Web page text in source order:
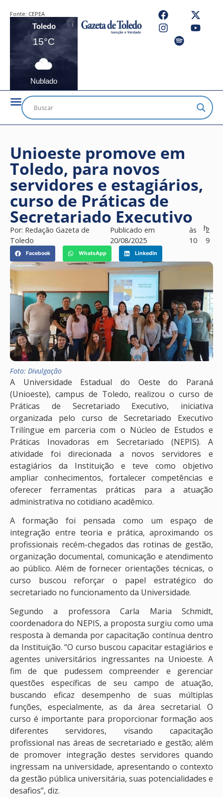
Fonte: CEPEA
Toledo
15°C
Nublado
Unioeste promove em
Toledo, para novos
servidores e estagiários,
curso de Práticas de
Secretariado Executivo
Por: Redação Gazeta de
Toledo
Publicado em
20/08/2025
às
10
h2
9
Facebook WhatsApp LinkedIn
Foto: Divulgação
A Universidade Estadual do Oeste do Paraná
(Unioeste), campus de Toledo, realizou o curso de
Práticas de Secretariado Executivo, iniciativa
organizada pelo curso de Secretariado Executivo
Trilíngue em parceria com o Núcleo de Estudos e
Práticas Inovadoras em Secretariado (NEPIS). A
atividade foi direcionada a novos servidores e
estagiários da Instituição e teve como objetivo
ampliar conhecimentos, fortalecer competências e
oferecer ferramentas práticas para a atuação
administrativa no cotidiano acadêmico.
A formação foi pensada como um espaço de
integração entre teoria e prática, aproximando os
profissionais recém-chegados das rotinas de gestão,
organização documental, comunicação e atendimento
ao público. Além de fornecer orientações técnicas, o
curso buscou reforçar o papel estratégico do
secretariado no funcionamento da Universidade.
Segundo a professora Carla Maria Schmidt,
coordenadora do NEPIS, a proposta surgiu como uma
resposta à demanda por capacitação contínua dentro
da Instituição. “O curso buscou capacitar estagiários e
agentes universitários ingressantes na Unioeste. A
fim de que pudessem compreender e gerenciar
questões específicas de seu campo de atuação,
buscando eficaz desempenho de suas múltiplas
funções, especialmente, as da área secretarial. O
curso é importante para proporcionar formação aos
diferentes servidores, visando capacitação
profissional nas áreas de secretariado e gestão; além
de promover integração destes servidores quando
ingressam na universidade, apresentando o contexto
da gestão pública universitária, suas potencialidades e
desafios”, diz.